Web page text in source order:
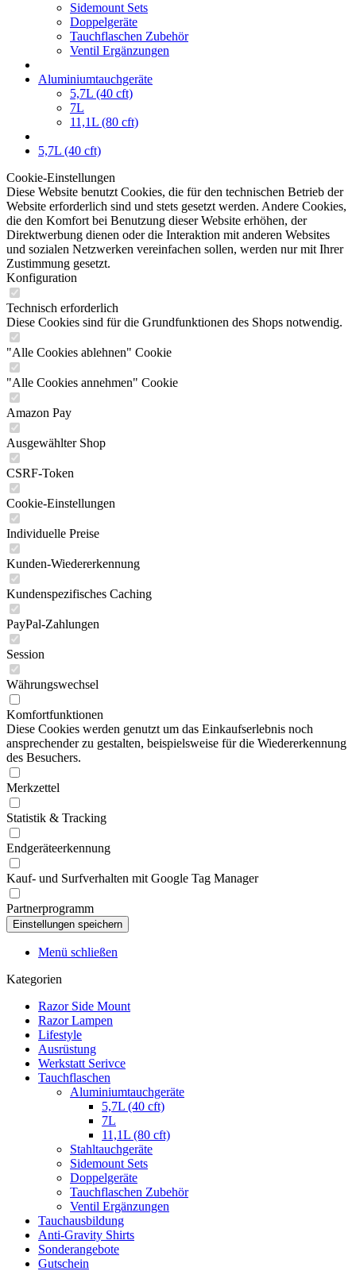
Sidemount Sets
Doppelgeräte
Tauchflaschen Zubehör
Ventil Ergänzungen
Aluminiumtauchgeräte
5,7L (40 cft)
7L
11,1L (80 cft)
5,7L (40 cft)
Cookie-Einstellungen
Diese Website benutzt Cookies, die für den technischen Betrieb der
Website erforderlich sind und stets gesetzt werden. Andere Cookies,
die den Komfort bei Benutzung dieser Website erhöhen, der
Direktwerbung dienen oder die Interaktion mit anderen Websites
und sozialen Netzwerken vereinfachen sollen, werden nur mit Ihrer
Zustimmung gesetzt.
Konfiguration
Technisch erforderlich
Diese Cookies sind für die Grundfunktionen des Shops notwendig.
"Alle Cookies ablehnen" Cookie
"Alle Cookies annehmen" Cookie
Amazon Pay
Ausgewählter Shop
CSRF-Token
Cookie-Einstellungen
Individuelle Preise
Kunden-Wiedererkennung
Kundenspezifisches Caching
PayPal-Zahlungen
Session
Währungswechsel
Komfortfunktionen
Diese Cookies werden genutzt um das Einkaufserlebnis noch
ansprechender zu gestalten, beispielsweise für die Wiedererkennung
des Besuchers.
Merkzettel
Statistik & Tracking
Endgeräteerkennung
Kauf- und Surfverhalten mit Google Tag Manager
Partnerprogramm
Menü schließen
Kategorien
Razor Side Mount
Razor Lampen
Lifestyle
Ausrüstung
Werkstatt Serivce
Tauchflaschen
Aluminiumtauchgeräte
5,7L (40 cft)
7L
11,1L (80 cft)
Stahltauchgeräte
Sidemount Sets
Doppelgeräte
Tauchflaschen Zubehör
Ventil Ergänzungen
Tauchausbildung
Anti-Gravity Shirts
Sonderangebote
Gutschein